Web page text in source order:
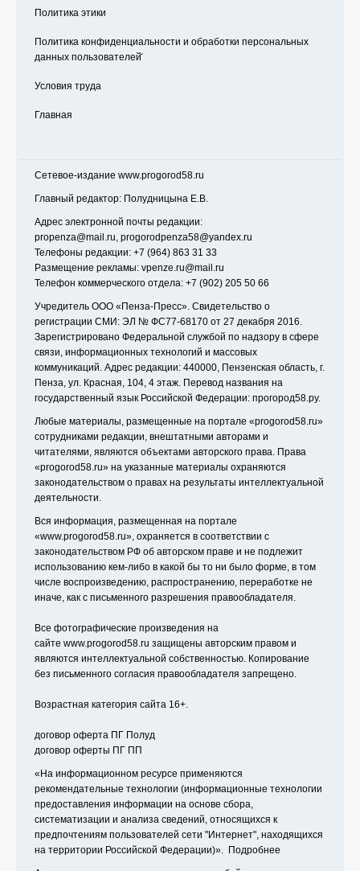
Политика этики
Политика конфиденциальности и обработки персональных
данных пользователей̆
Условия труда
Главная
Сетевое-издание www.progorod58.ru
Главный редактор: Полудницына Е.В.
Адрес электронной почты редакции:
propenza@mail.ru, progorodpenza58@yandex.ru
Телефоны редакции: +7 (964) 863 31 33
Размещение рекламы: vpenze.ru@mail.ru
Телефон коммерческого отдела: +7 (902) 205 50 66
Учредитель ООО «Пенза-Пресс». Свидетельство о
регистрации СМИ: ЭЛ № ФС77-68170 от 27 декабря 2016.
Зарегистрировано Федеральной службой по надзору в сфере
связи, информационных технологий и массовых
коммуникаций. Адрес редакции: 440000, Пензенская область, г.
Пенза, ул. Красная, 104, 4 этаж. Перевод названия на
государственный язык Российской Федерации: прогород58.ру.
Любые материалы, размещенные на портале «progorod58.ru»
сотрудниками редакции, внештатными авторами и
читателями, являются объектами авторского права. Права
«progorod58.ru» на указанные материалы охраняются
законодательством о правах на результаты интеллектуальной
деятельности.
Вся информация, размещенная на портале
«www.progorod58.ru», охраняется в соответствии с
законодательством РФ об авторском праве и не подлежит
использованию кем-либо в какой бы то ни было форме, в том
числе воспроизведению, распространению, переработке не
иначе, как с письменного разрешения правообладателя.
Все фотографические произведения на
сайте www.progorod58.ru защищены авторским правом и
являются интеллектуальной собственностью. Копирование
без письменного согласия правообладателя запрещено.
Возрастная категория сайта 16+.
договор оферта ПГ Полуд
договор оферты ПГ ПП
«На информационном ресурсе применяются
рекомендательные технологии (информационные технологии
предоставления информации на основе сбора,
систематизации и анализа сведений, относящихся к
предпочтениям пользователей сети "Интернет", находящихся
на территории Российской Федерации)». Подробнее